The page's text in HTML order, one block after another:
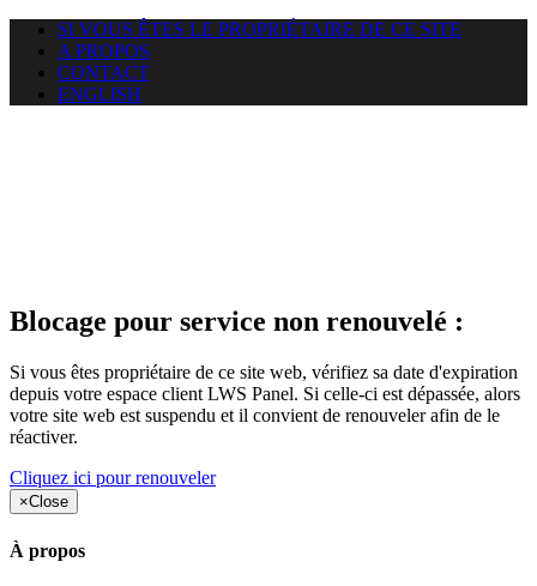
SI VOUS ÊTES LE PROPRIÉTAIRE DE CE SITE
A PROPOS
CONTACT
ENGLISH
Blocage pour service non renouvelé :
Si vous êtes propriétaire de ce site web, vérifiez sa date d'expiration
depuis votre espace client LWS Panel. Si celle-ci est dépassée, alors
votre site web est suspendu et il convient de renouveler afin de le
réactiver.
Cliquez ici pour renouveler
×Close
À propos